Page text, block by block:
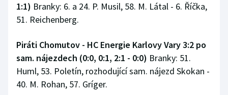
1:1) Branky: 6. a 24. P. Musil, 58. M. Látal - 6. Říčka,
51. Reichenberg.
Piráti Chomutov - HC Energie Karlovy Vary 3:2 po
sam. nájezdech (0:0, 0:1, 2:1 - 0:0) Branky: 51.
Huml, 53. Poletín, rozhodující sam. nájezd Skokan -
40. M. Rohan, 57. Gríger.